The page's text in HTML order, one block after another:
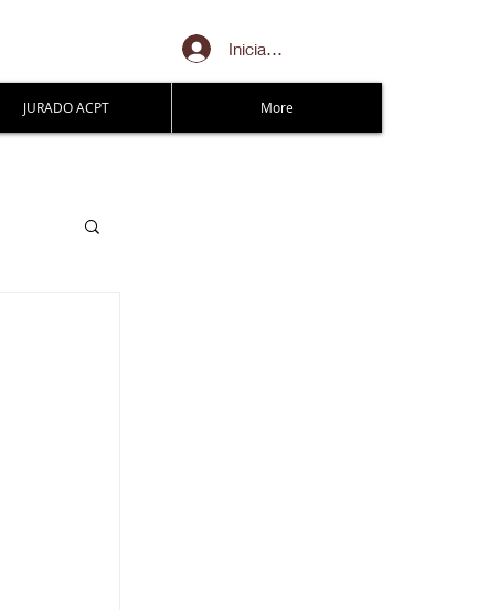
Iniciar sesión
JURADO ACPT More